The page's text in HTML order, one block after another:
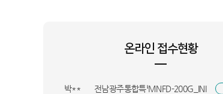
온라인 접수현황
경기 부천시
박** 전남광주통합특별시 장성군
MNFD-200G_INI